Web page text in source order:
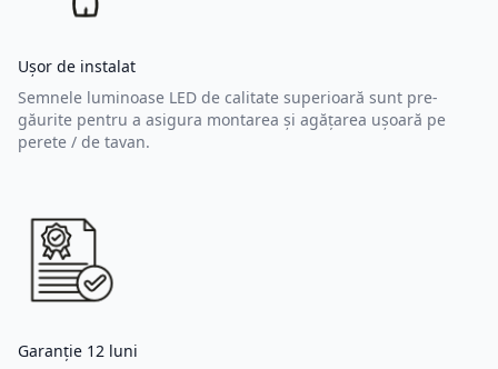
Ușor de instalat
Semnele luminoase LED de calitate superioară sunt pre-
găurite pentru a asigura montarea și agățarea ușoară pe
perete / de tavan.
Garanție 12 luni